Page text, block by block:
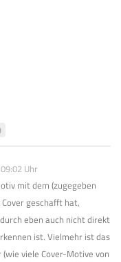
Uhr
mit dem (zugegeben
geschafft hat,
eben auch nicht direkt
ist. Vielmehr ist das
(wie viele Cover-Motive von